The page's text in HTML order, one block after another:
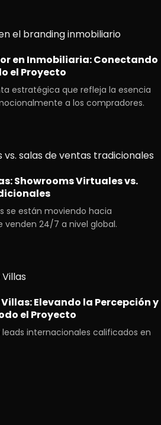
en Inmobiliaria: Conectando
el Proyecto
estratégica que refleja la esencia
a los compradores.
Showrooms Virtuales vs.
se están moviendo hacia
venden 24/7 a nivel global.
Elevando la Percepción y
el Proyecto
internacionales calificados en